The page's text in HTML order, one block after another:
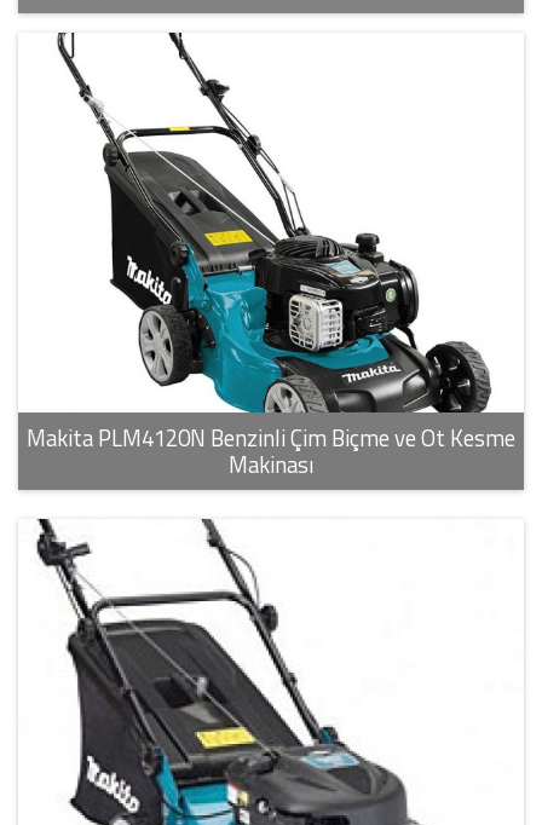
Makita PLM4120N Benzinli Çim Biçme ve Ot Kesme
Makinası